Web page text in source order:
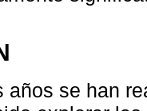
años se han